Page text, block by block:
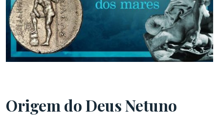
Origem do Deus Netuno